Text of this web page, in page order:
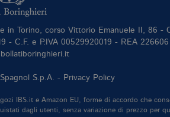
in Torino, corso Vittorio Emanuele II, 86 -
- C.F. e P.IVA 00529920019 - REA 226606
S.p.A. - Privacy Policy
IBS.it e Amazon EU, forme di accordo che
dagli utenti, senza variazione di prezzo per